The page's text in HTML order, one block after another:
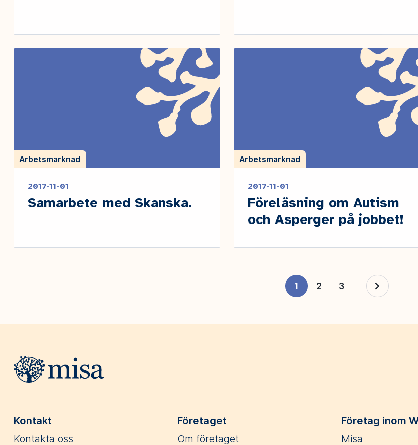
Arbetsmarknad
2017-11-01
Samarbete med Skanska.
Arbetsmarknad
2017-11-01
Föreläsning om Autism
och Asperger på jobbet!
1 2 3
Webbplatsens sidfot
Kontakt
Kontakta oss
Företaget
Om företaget
Företag inom
Misa